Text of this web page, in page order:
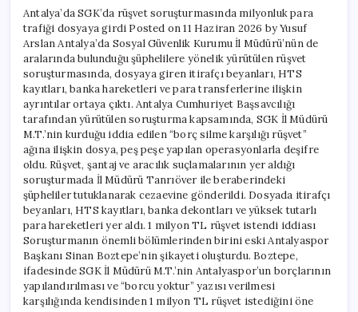
dosyaya
girdi
için
Antalya’da SGK’da rüşvet soruşturmasında milyonluk para
trafiği dosyaya girdi Posted on 11 Haziran 2026 by Yusuf
Arslan Antalya’da Sosyal Güvenlik Kurumu İl Müdürü’nün de
aralarında bulunduğu şüphelilere yönelik yürütülen rüşvet
soruşturmasında, dosyaya giren itirafçı beyanları, HTS
kayıtları, banka hareketleri ve para transferlerine ilişkin
ayrıntılar ortaya çıktı. Antalya Cumhuriyet Başsavcılığı
tarafından yürütülen soruşturma kapsamında, SGK İl Müdürü
M.T.’nin kurduğu iddia edilen “borç silme karşılığı rüşvet”
ağına ilişkin dosya, peş peşe yapılan operasyonlarla deşifre
oldu. Rüşvet, şantaj ve aracılık suçlamalarının yer aldığı
soruşturmada İl Müdürü Tanrıöver ile beraberindeki
şüpheliler tutuklanarak cezaevine gönderildi. Dosyada itirafçı
beyanları, HTS kayıtları, banka dekontları ve yüksek tutarlı
para hareketleri yer aldı. 1 milyon TL rüşvet istendi iddiası
Soruşturmanın önemli bölümlerinden birini eski Antalyaspor
Başkanı Sinan Boztepe’nin şikayeti oluşturdu. Boztepe,
ifadesinde SGK İl Müdürü M.T.’nin Antalyaspor’un borçlarının
yapılandırılması ve “borcu yoktur” yazısı verilmesi
karşılığında kendisinden 1 milyon TL rüşvet istediğini öne